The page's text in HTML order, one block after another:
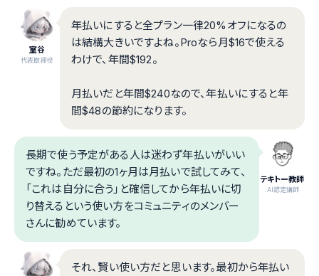
室谷
代表取締役
年払いにすると全プラン一律20%オフになるの
は結構大きいですよね。Proなら月$16で使える
わけで、年間$192。
月払いだと年間$240なので、年払いにすると年
間$48の節約になります。
テキトー教師
.AI認定講師
長期で使う予定がある人は迷わず年払いがいい
ですね。ただ最初の1ヶ月は月払いで試してみて、
「これは自分に合う」と確信してから年払いに切
り替えるという使い方をコミュニティのメンバー
さんに勧めています。
それ、賢い使い方だと思います。最初から年払い